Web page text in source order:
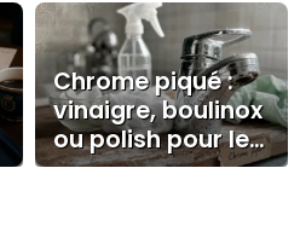
surchauffe et
corriger les
lenteurs
Chrome piqué :
vinaigre, boulinox
ou polish pour le
nettoyer sans le